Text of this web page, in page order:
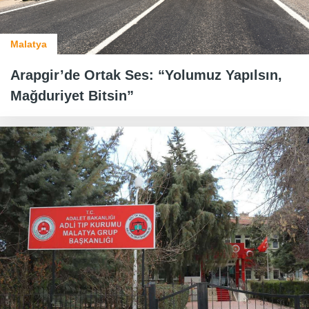
Malatya
Arapgir’de Ortak Ses: “Yolumuz Yapılsın,
Mağduriyet Bitsin”